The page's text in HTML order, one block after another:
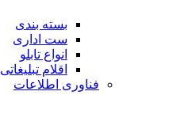
بسته بندی
ست اداری
انواع تابلو
اقلام تبلیغاتی
فناوری اطلاعات